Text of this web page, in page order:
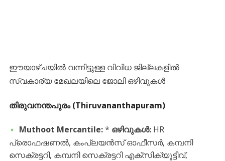
ഈയാഴ്ചയിൽ വന്നിട്ടുള്ള വിവിധ ജില്ലകളിൽ
സ്വകാര്യ മേഖലയിലെ ജോലി ഒഴിവുകൾ
തിരുവനന്തപുരം (Thiruvananthapuram)
Muthoot Mercantile:* ഒഴിവുകൾ:HR
പ്രൊഫഷണൽ, കംപ്ലയൻസ് ഓഫീസർ, കമ്പനി
സെക്രട്ടറി, കമ്പനി സെക്രട്ടറി എക്സിക്യൂട്ടീവ്,